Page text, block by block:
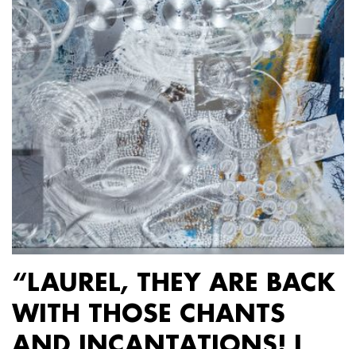
“LAUREL, THEY ARE BACK
WITH THOSE CHANTS